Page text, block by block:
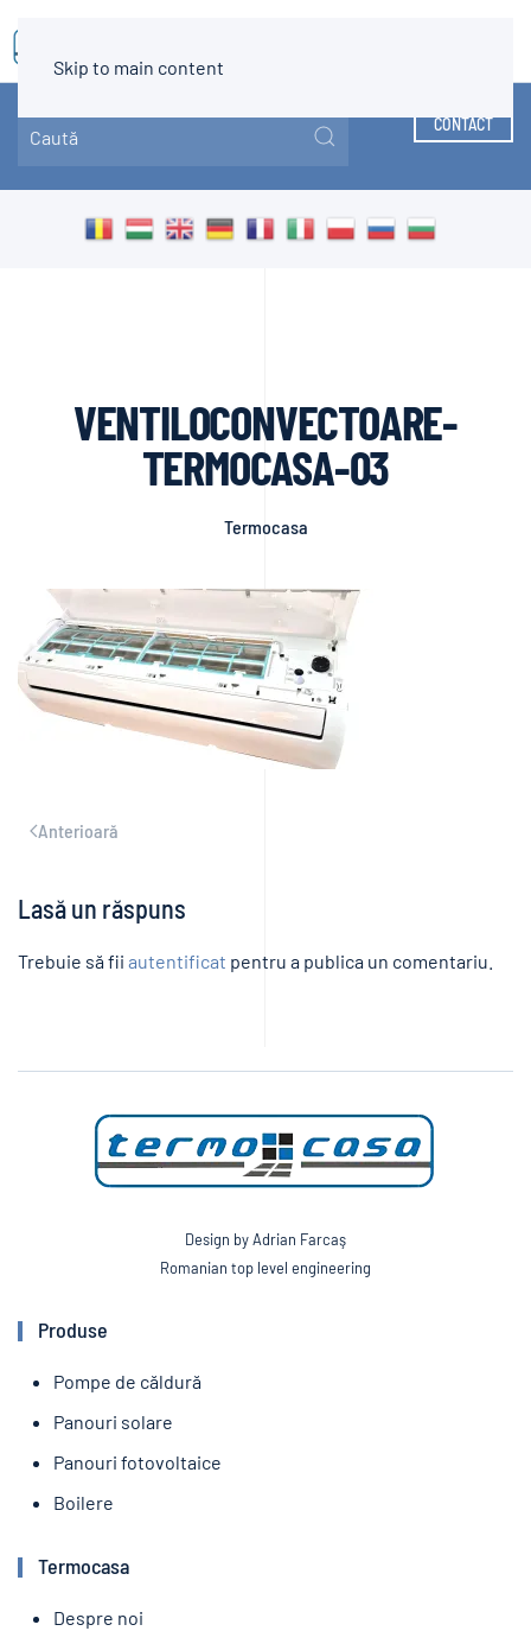
Skip to main content
CONTACT
VENTILOCONVECTOARE-
TERMOCASA-03
Termocasa
Anterioară
Lasă un răspuns
Trebuie să fii autentificat pentru a publica un comentariu.
Design by Adrian Farcaş
Romanian top level engineering
Produse
Pompe de căldură
Panouri solare
Panouri fotovoltaice
Boilere
Termocasa
Despre noi